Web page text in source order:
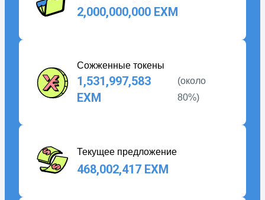
2,000,000,000 EXM
Сожженные токены
1,531,997,583
EXM
(около
80%)
Текущее предложение
468,002,417 EXM